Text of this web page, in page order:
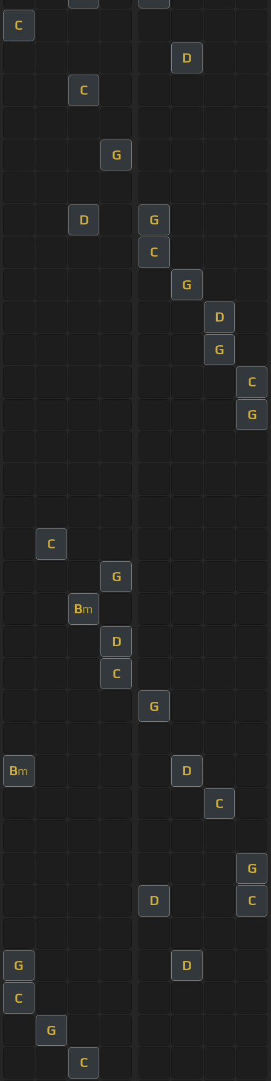
C
D
C
G
D G
C
G
D
G
C
G
C
G
Bm
D
C
G
Bm D
C
G
D C
G D
C
G
C